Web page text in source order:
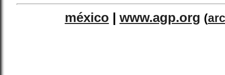
méxico | www.agp.org (